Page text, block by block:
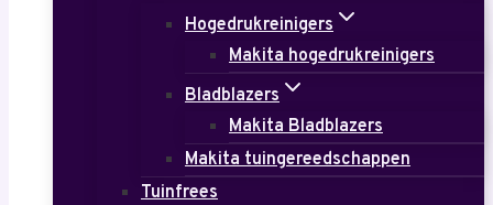
Hogedrukreinigers
Makita hogedrukreinigers
Bladblazers
Makita Bladblazers
Makita tuingereedschappen
Tuinfrees